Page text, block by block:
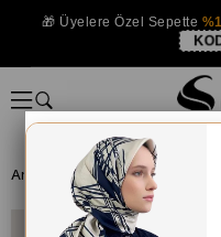
🎁 Üyelere Özel Sepette
Anasayfa İPEK EŞARP